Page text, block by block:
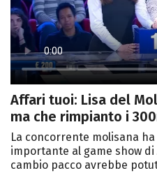
Affari tuoi: Lisa del
ma che rimpianto i
La concorrente molisana
importante al game show di
cambio pacco avrebbe